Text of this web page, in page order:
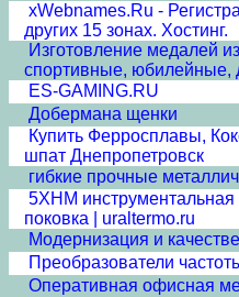
xWebnames.Ru -
других 15 зонах. Хостинг.
Изготовление медалей
спортивные, юбилейные,
ES-GAMING.RU
Добермана щенки
Купить Ферросплавы,
шпат Днепропетровск
гибкие прочные
5ХНМ инструментальная
поковка | uraltermo.ru
Модернизация и
Преобразователи
Оперативная офисная